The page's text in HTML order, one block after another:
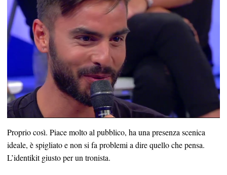
Proprio così. Piace molto al pubblico, ha una presenza scenica
ideale, è spigliato e non si fa problemi a dire quello che pensa.
L’identikit giusto per un tronista.